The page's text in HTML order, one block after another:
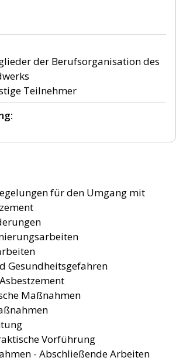
der Berufsorganisation des
für den Umgang mit
Gesundheitsgefahren
Maßnahmen
Vorführung
- Abschließende Arbeiten